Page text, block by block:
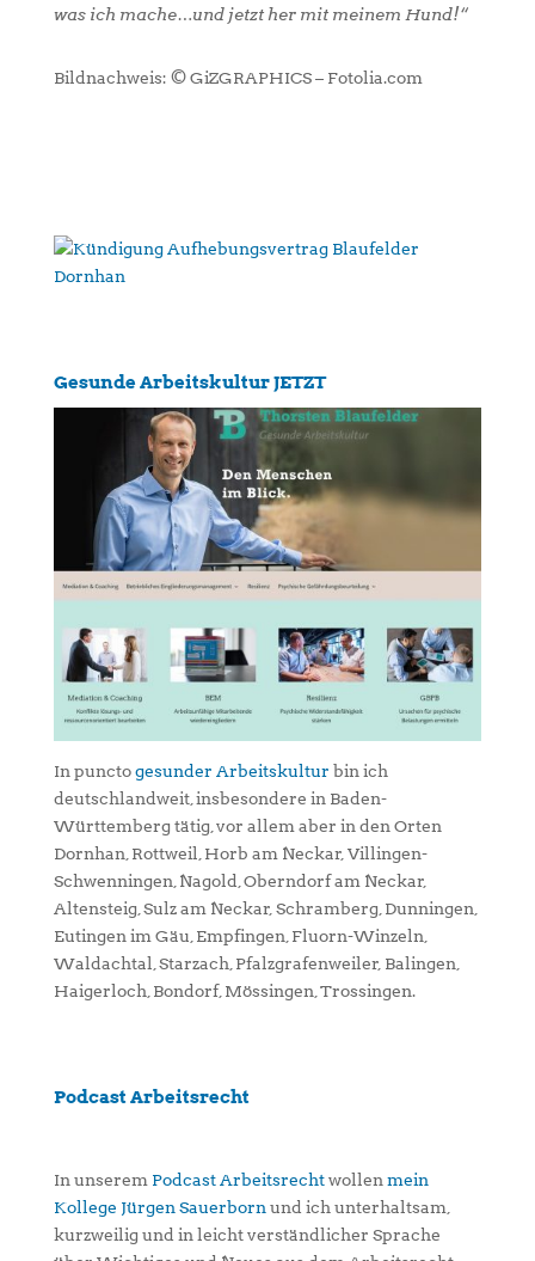
was ich mache…und jetzt her mit meinem Hund!“
Bildnachweis: © GiZGRAPHICS – Fotolia.com
Gesunde Arbeitskultur JETZT
In punctogesunder Arbeitskultur bin ich
deutschlandweit, insbesondere in Baden-
Württemberg tätig, vor allem aber in den Orten
Dornhan, Rottweil, Horb am Neckar, Villingen-
Schwenningen, Nagold, Oberndorf am Neckar,
Altensteig, Sulz am Neckar, Schramberg, Dunningen,
Eutingen im Gäu, Empfingen, Fluorn-Winzeln,
Waldachtal, Starzach, Pfalzgrafenweiler, Balingen,
Haigerloch, Bondorf, Mössingen, Trossingen.
Podcast Arbeitsrecht
In unserem Podcast Arbeitsrechtwollen mein
Kollege Jürgen Sauerborn und ich unterhaltsam,
kurzweilig und in leicht verständlicher Sprache